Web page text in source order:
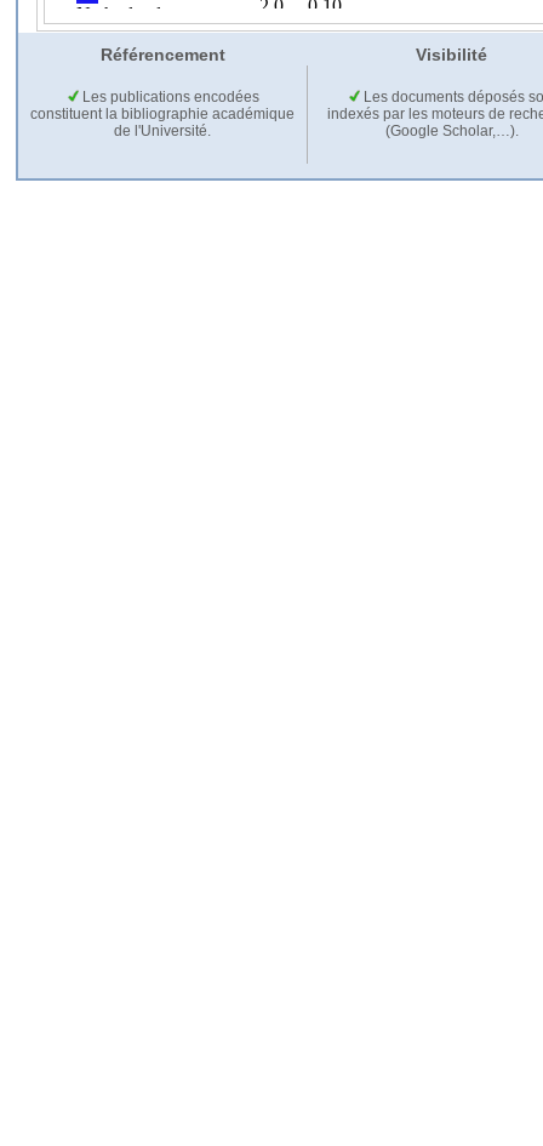
Référencement Visibilité
Les publications encodées
constituent la bibliographie académique
de l'Université.
Les documents déposés
indexés par les moteurs de
(Google Scholar,…).